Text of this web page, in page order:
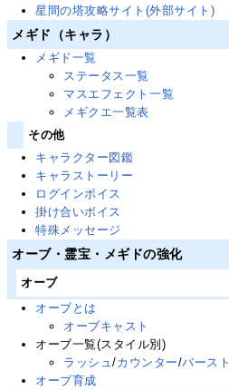
星間の塔攻略サイト(外部サイト)
メギド（キャラ）
メギド一覧
ステータス一覧
マスエフェクト一覧
メギクエ一覧表
その他
キャラクター図鑑
キャラストーリー
ログインボイス
掛け合いボイス
特殊メッセージ
オーブ・霊宝・メギドの強化
オーブ
オーブとは
オーブキャスト
オーブ一覧(スタイル別)
ラッシュ/カウンター/バースト
オーブ育成